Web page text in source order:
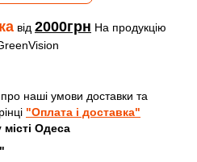
від 2000грн На продукцію
наші умови доставки та
"Оплата і доставка"
Одеса